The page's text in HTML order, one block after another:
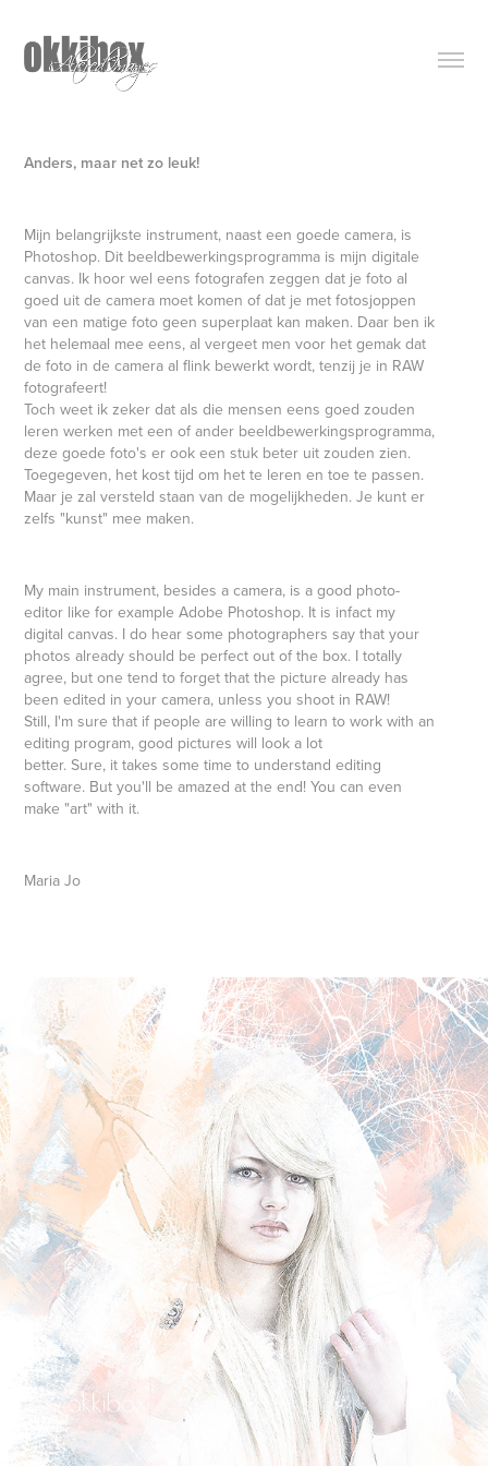
Anders, maar net zo leuk!
Mijn belangrijkste instrument, naast een goede camera, is
Photoshop. Dit beeldbewerkingsprogramma is mijn digitale
canvas. Ik hoor wel eens fotografen zeggen dat je foto al
goed uit de camera moet komen of dat je met fotosjoppen
van een matige foto geen superplaat kan maken. Daar ben ik
het helemaal mee eens, al vergeet men voor het gemak dat
de foto in de camera al flink bewerkt wordt, tenzij je in RAW
fotografeert!
Toch weet ik zeker dat als die mensen eens goed zouden
leren werken met een of ander beeldbewerkingsprogramma,
deze goede foto's er ook een stuk beter uit zouden zien.
Toegegeven, het kost tijd om het te leren en toe te passen.
Maar je zal versteld staan van de mogelijkheden. Je kunt er
zelfs "kunst" mee maken.
My main instrument, besides a camera, is a good photo-
editor like for example Adobe Photoshop. It is infact my
digital canvas. I do hear some photographers say that your
photos already should be perfect out of the box. I totally
agree, but one tend to forget that the picture already has
been edited in your camera, unless you shoot in RAW!
Still, I'm sure that if people are willing to learn to work with an
editing program, good pictures will look a lot
better. Sure, it takes some time to understand editing
software. But you'll be amazed at the end! You can even
make "art" with it.
Maria Jo ​​​​​​​